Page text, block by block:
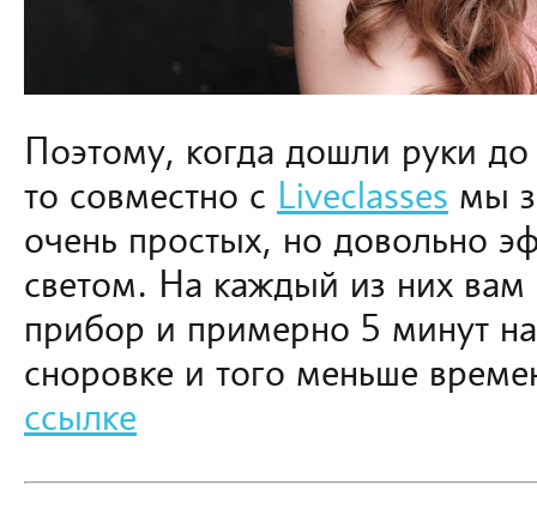
Поэтому, когда дошли руки
то совместно с Liveclasses мы
очень простых, но довольно
светом. На каждый из них вам
прибор и примерно 5 минут
сноровке и того меньше
ссылке